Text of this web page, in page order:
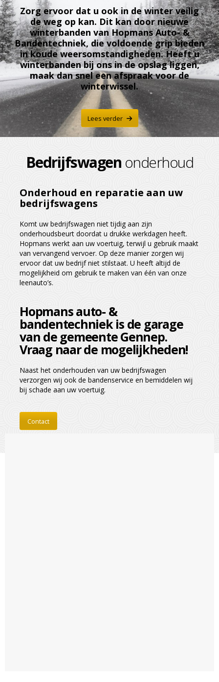
Zorg ervoor dat u ook in de winter veilig
de weg op kan. Dit kan door nieuwe
winterbanden van Hopmans Auto- &
Bandentechniek, die voldoende grip bieden
in koude weersomstandigheden. Heeft u
winterbanden bij ons in de opslag liggen,
maak dan snel een afspraak voor de
winterwissel.
Lees verder
Bedrijfswagen onderhoud
Onderhoud en reparatie aan uw
bedrijfswagens
Komt uw bedrijfswagen niet tijdig aan zijn
onderhoudsbeurt doordat u drukke werkdagen heeft.
Hopmans werkt aan uw voertuig, terwijl u gebruik maakt
van vervangend vervoer. Op deze manier zorgen wij
ervoor dat uw bedrijf niet stilstaat. U heeft altijd de
mogelijkheid om gebruik te maken van één van onze
leenauto’s.
Hopmans auto- &
bandentechniek is de garage
van de gemeente Gennep.
Vraag naar de mogelijkheden!
Naast het onderhouden van uw bedrijfswagen
verzorgen wij ook de bandenservice en bemiddelen wij
bij schade aan uw voertuig.
Contact